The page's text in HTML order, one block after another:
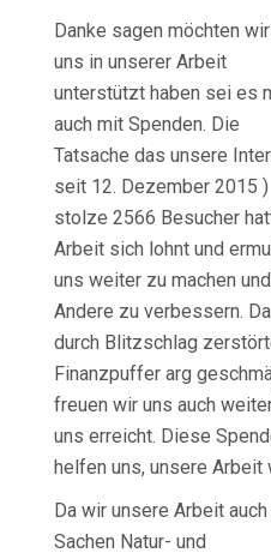
Danke sagen möchten
uns in unserer Arbeit
unterstützt haben sei es
auch mit Spenden. Die
Tatsache das unsere
seit 12. Dezember 2015 )
stolze 2566 Besucher
Arbeit sich lohnt und
uns weiter zu machen
Andere zu verbessern.
durch Blitzschlag
Finanzpuffer arg
freuen wir uns auch
uns erreicht. Diese
helfen uns, unsere Arbeit
Da wir unsere Arbeit
Sachen Natur- und